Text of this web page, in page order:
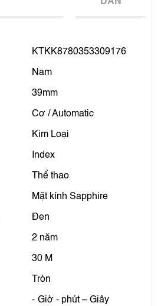
KTKK8780353309176
Nam
39mm
Cơ / Automatic
Kim Loại
Index
Thể thao
Mặt kính Sapphire
Đen
2 năm
30 M
Tròn
Giờ - phút – Giây